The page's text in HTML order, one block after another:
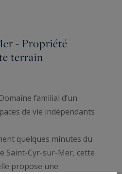
- Propriété
terrain
familial d’un
de vie indépendants
quelques minutes du
Saint-Cyr-sur-Mer, cette
propose une